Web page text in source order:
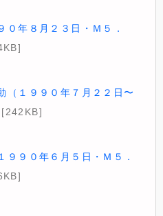
０年８月２３日・Ｍ５．
（１９９０年７月２２日〜
９９０年６月５日・Ｍ５．